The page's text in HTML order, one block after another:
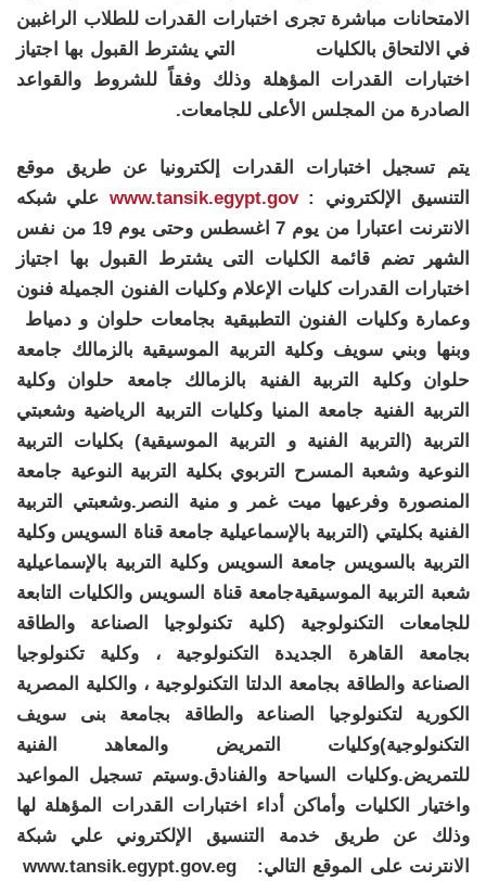
الامتحانات مباشرة تجرى اختبارات القدرات للطلاب الراغبين
في الالتحاق بالكليات التي يشترط القبول بها اجتياز
اختبارات القدرات المؤهلة وذلك وفقاً للشروط والقواعد
الصادرة من المجلس الأعلى للجامعات.
يتم تسجيل اختبارات القدرات إلكترونيا عن طريق موقع
التنسيق الإلكتروني :www.tansik.egypt.gov علي شبكه
الانترنت اعتبارا من يوم 7 اغسطس وحتى يوم 19 من نفس
الشهر تضم قائمة الكليات التى يشترط القبول بها اجتياز
اختبارات القدرات كليات الإعلام وكليات الفنون الجميلة فنون
وعمارة وكليات الفنون التطبيقية بجامعات حلوان و دمياط
وبنها وبني سويف وكلية التربية الموسيقية بالزمالك جامعة
حلوان وكلية التربية الفنية بالزمالك جامعة حلوان وكلية
التربية الفنية جامعة المنيا وكليات التربية الرياضية وشعبتي
التربية (التربية الفنية و التربية الموسيقية) بكليات التربية
النوعية وشعبة المسرح التربوي بكلية التربية النوعية جامعة
المنصورة وفرعيها ميت غمر و منية النصر.وشعبتي التربية
الفنية بكليتي (التربية بالإسماعيلية جامعة قناة السويس وكلية
التربية بالسويس جامعة السويس وكلية التربية بالإسماعيلية
شعبة التربية الموسيقيةجامعة قناة السويس والكليات التابعة
للجامعات التكنولوجية (كلية تكنولوجيا الصناعة والطاقة
بجامعة القاهرة الجديدة التكنولوجية ، وكلية تكنولوجيا
الصناعة والطاقة بجامعة الدلتا التكنولوجية ، والكلية المصرية
الكورية لتكنولوجيا الصناعة والطاقة بجامعة بنى سويف
التكنولوجية)وكليات التمريض والمعاهد الفنية
للتمريض.وكليات السياحة والفنادق.وسيتم تسجيل المواعيد
واختيار الكليات وأماكن أداء اختبارات القدرات المؤهلة لها
وذلك عن طريق خدمة التنسيق الإلكتروني علي شبكة
الانترنت على الموقع التالي: www.tansik.egypt.gov.eg